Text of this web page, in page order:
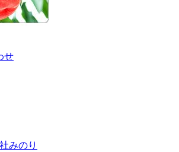
せ
みのり